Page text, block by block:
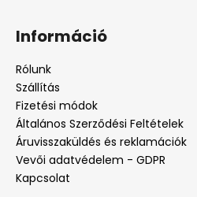
L
Információ
Rólunk
Szállítás
Fizetési módok
Általános Szerződési Feltételek
Áruvisszaküldés és reklamációk
Vevői adatvédelem - GDPR
Kapcsolat